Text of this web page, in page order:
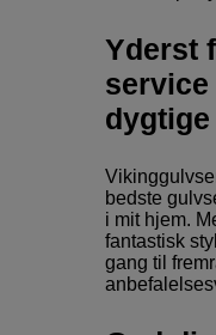
Yderst
bedste
i mit hjem.
fantastisk
gang til